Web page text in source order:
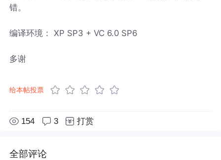
错。
编译环境： XP SP3 + VC 6.0 SP6
多谢
给本帖投票
154 3 打赏
全部评论